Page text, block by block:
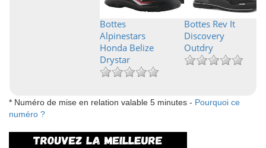
Bottes
Alpinestars
Honda Belize
Drystar
Bottes Rev It
Discovery
Outdry
* Numéro de mise en relation valable 5 minutes - Pourquoi ce
numéro ?